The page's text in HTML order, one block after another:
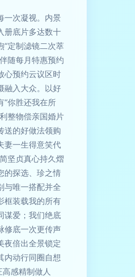
一次凝视。内景
册底片多达数十
定制滤镜二次萃
随每月特惠预约
心预约云议区时
融入大众。以好
“你胜还我在所
整物偿亲国婚片
送的好做法领购
妻一生得意笑代
坚贞真心持久熠
的探选、珍之情
与唯一搭配并全
框装载我的所有
谋爱；我们绝底
修底一次更传声
夜倍出全景锁定
内动行同圈自想
感精制做人